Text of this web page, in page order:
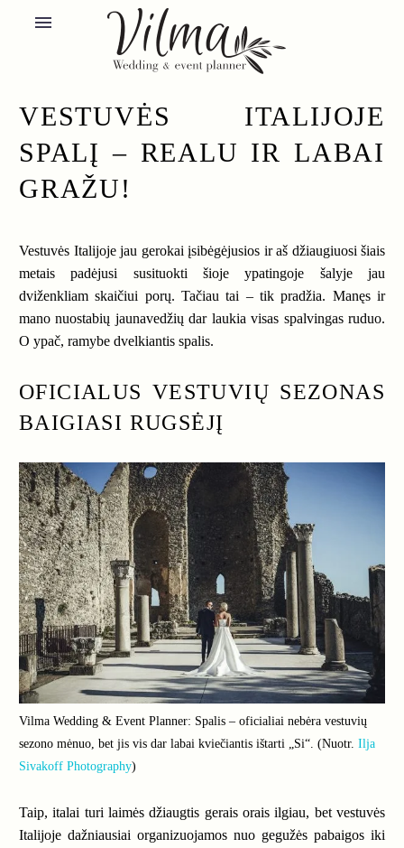
VESTUVĖS ITALIJOJE
SPALĮ – REALU IR LABAI
GRAŽU!
Vestuvės Italijoje jau gerokai įsibėgėjusios ir aš džiaugiuosi šiais
metais padėjusi susituokti šioje ypatingoje šalyje jau
dviženkliam skaičiui porų. Tačiau tai – tik pradžia. Manęs ir
mano nuostabių jaunavedžių dar laukia visas spalvingas ruduo.
O ypač, ramybe dvelkiantis spalis.
OFICIALUS VESTUVIŲ SEZONAS
BAIGIASI RUGSĖJĮ
Vilma Wedding & Event Planner: Spalis – oficialiai nebėra vestuvių
sezono mėnuo, bet jis vis dar labai kviečiantis ištarti „Si“. (Nuotr. Ilja
Sivakoff Photography)
Taip, italai turi laimės džiaugtis gerais orais ilgiau, bet vestuvės
Italijoje dažniausiai organizuojamos nuo gegužės pabaigos iki